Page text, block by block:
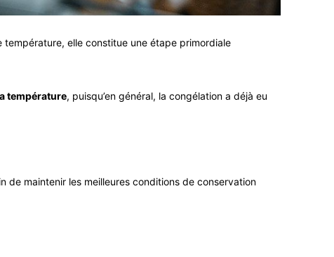
elle constitue une étape primordiale
température, puisqu’en général, la congélation a déjà eu
de maintenir les meilleures conditions de conservation